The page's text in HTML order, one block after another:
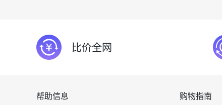
比价全网
帮助信息 购物指南